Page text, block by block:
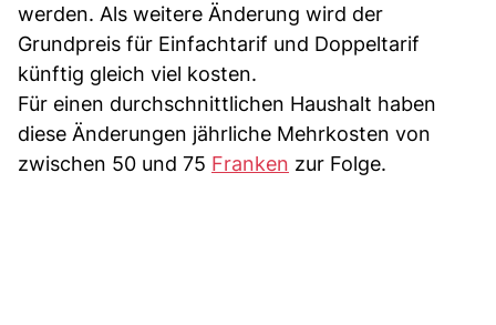
werden. Als weitere Änderung wird der
Grundpreis für Einfachtarif und Doppeltarif
künftig gleich viel kosten.
Für einen durchschnittlichen Haushalt haben
diese Änderungen jährliche Mehrkosten von
zwischen 50 und 75 Franken zur Folge.